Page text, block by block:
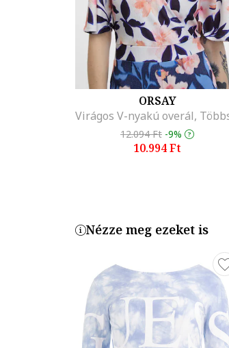
ORSAY
12.094 Ft -9%
10.994 Ft
Nézze meg ezeket is